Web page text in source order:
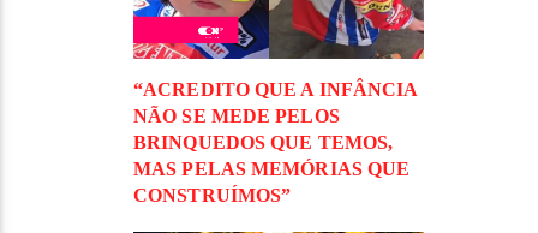
“ACREDITO QUE A INFÂNCIA
NÃO SE MEDE PELOS
BRINQUEDOS QUE TEMOS,
MAS PELAS MEMÓRIAS QUE
CONSTRUÍMOS”